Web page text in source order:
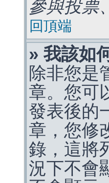
參與投票
回頂端
» 我該如
除非您是
章。您可
發表後的
章，您修
錄，這將
況下不會